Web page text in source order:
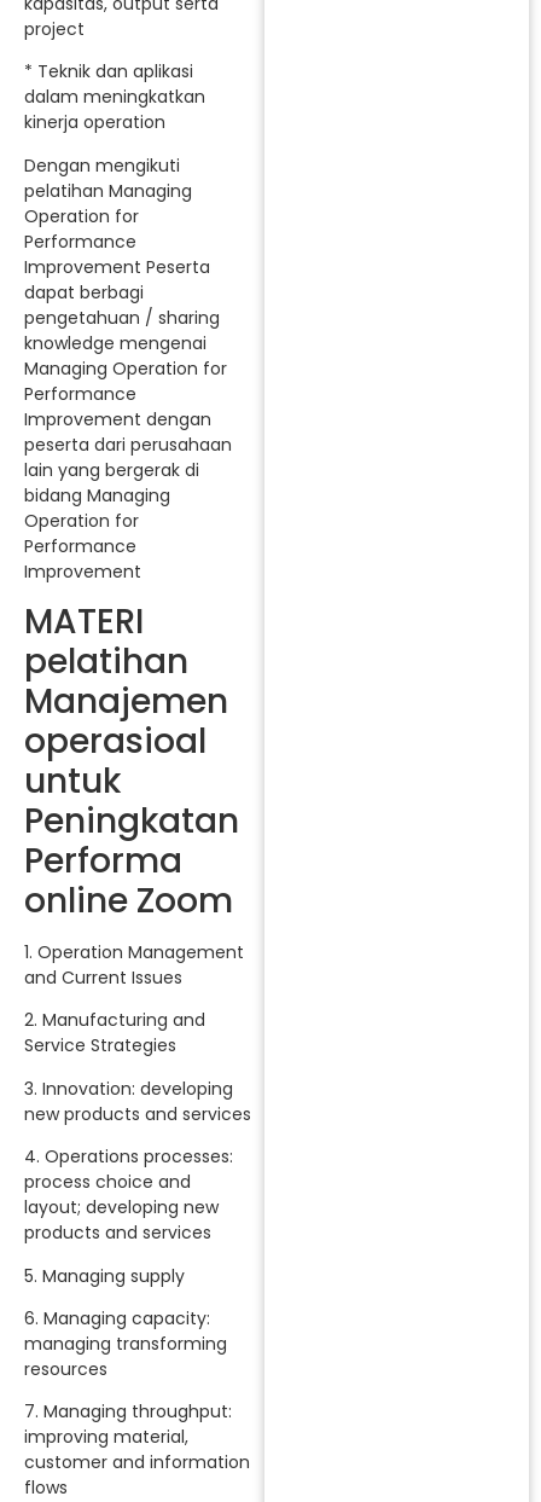
project
* Teknik dan aplikasi
dalam meningkatkan
kinerja operation
Dengan mengikuti
pelatihan Managing
Operation for
Performance
Improvement Peserta
dapat berbagi
pengetahuan / sharing
knowledge mengenai
Managing Operation for
Performance
Improvement dengan
peserta dari perusahaan
lain yang bergerak di
bidang Managing
Operation for
Performance
Improvement
MATERI
pelatihan
Manajemen
operasioal
untuk
Peningkatan
Performa
online Zoom
1. Operation Management
and Current Issues
2. Manufacturing and
Service Strategies
3. Innovation: developing
new products and services
4. Operations processes:
process choice and
layout; developing new
products and services
5. Managing supply
6. Managing capacity:
managing transforming
resources
7. Managing throughput:
improving material,
customer and information
flows